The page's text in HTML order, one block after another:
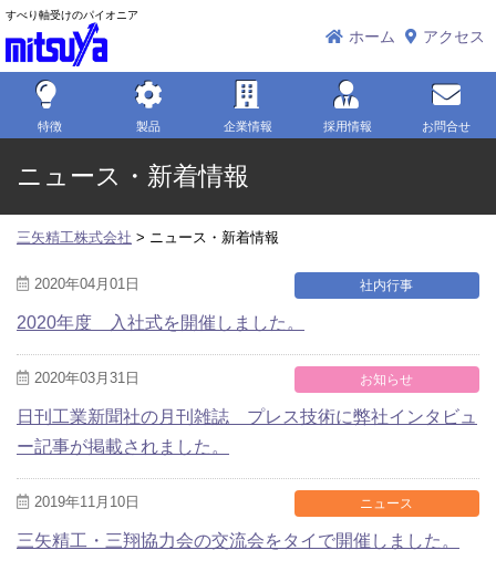
すべり軸受けのパイオニア
ホーム アクセス
特徴 製品 企業情報 採用情報 お問合せ
ニュース・新着情報
三矢精工株式会社 > ニュース・新着情報
2020年04月01日 社内行事
2020年度 入社式を開催しました。
2020年03月31日 お知らせ
日刊工業新聞社の月刊雑誌 プレス技術に弊社インタビュ
ー記事が掲載されました。
2019年11月10日 ニュース
三矢精工・三翔協力会の交流会をタイで開催しました。